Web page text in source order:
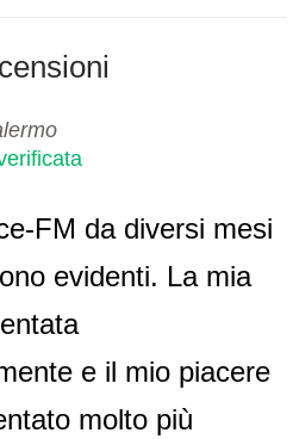
FM da diversi mesi
evidenti. La mia
e il mio piacere
molto più